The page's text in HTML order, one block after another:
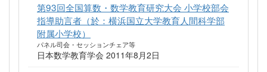
第93回全国算数・数学教育研究大会 小学校部会
指導助言者（於：横浜国立大学教育人間科学部
附属小学校）
パネル司会・セッションチェア等
日本数学教育学会 2011年8月2日